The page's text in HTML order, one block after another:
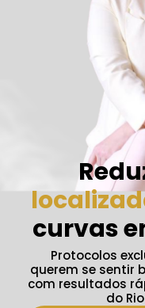
curvas
Protocolos
querem se sentir
com resultados
do